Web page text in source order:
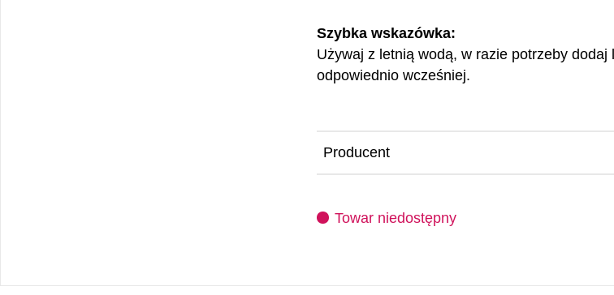
Szybka wskazówka:
Używaj z letnią wodą, w razie potrzeby
odpowiednio wcześniej.
Producent
Towar niedostępny